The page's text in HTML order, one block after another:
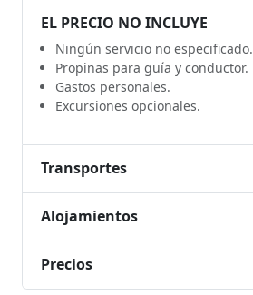
EL PRECIO NO INCLUYE
Ningún servicio no especificado.
Propinas para guía y conductor.
Gastos personales.
Excursiones opcionales.
Transportes
Alojamientos
Precios